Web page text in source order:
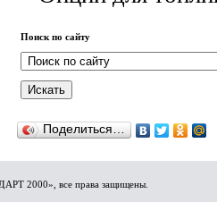
Поиск по сайту
Поделиться…
2000», все права защищены.